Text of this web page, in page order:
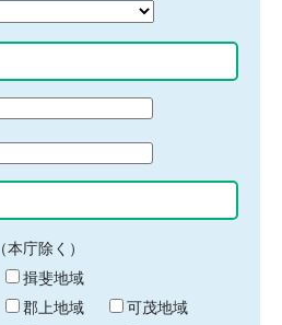
庁除く）
揖斐地域
郡上地域
可茂地域